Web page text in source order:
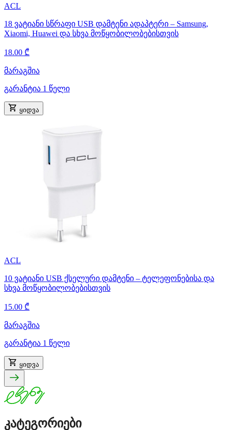
ACL
18 ვატიანი სწრაფი USB დამტენი ადაპტერი – Samsung,
Xiaomi, Huawei და სხვა მოწყობილობებისთვის
18.00 ₾
მარაგშია
გარანტია 1 წელი
ყიდვა
ACL
10 ვატიანი USB ქსელური დამტენი – ტელეფონებისა და
სხვა მოწყობილობებისთვის
15.00 ₾
მარაგშია
გარანტია 1 წელი
ყიდვა
კატეგორიები